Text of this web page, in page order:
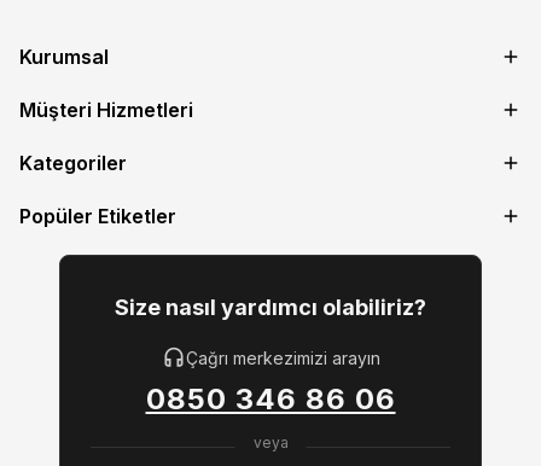
Kurumsal
Müşteri Hizmetleri
Kategoriler
Popüler Etiketler
Size nasıl yardımcı olabiliriz?
Çağrı merkezimizi arayın
0850 346 86 06